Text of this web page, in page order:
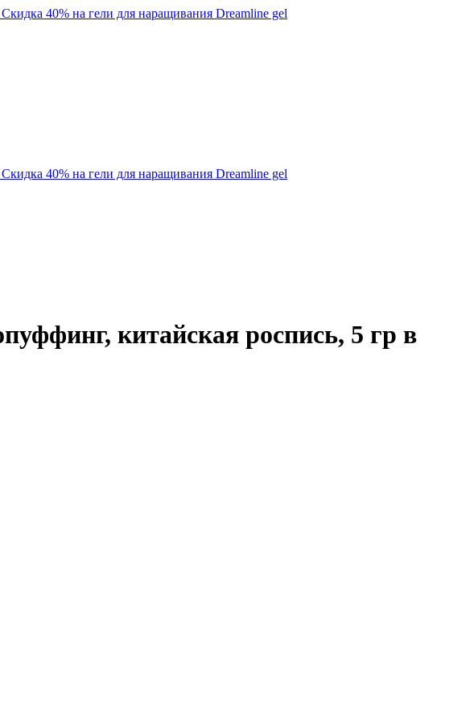
40% на гели для наращивания Dreamline gel
40% на гели для наращивания Dreamline gel
китайская роспись, 5 гр в